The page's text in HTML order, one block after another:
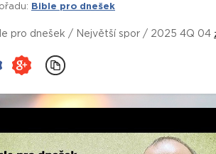
Bible pro dnešek
pro dnešek / Největší spor / 2025 4Q 04